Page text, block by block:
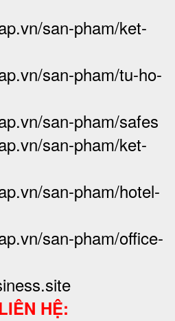
san-pham/ket-
san-pham/tu-ho-
san-pham/safes
san-pham/ket-
san-pham/hotel-
san-pham/office-
HỆ: